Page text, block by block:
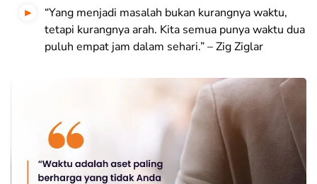
“Yang menjadi masalah bukan kurangnya waktu,
tetapi kurangnya arah. Kita semua punya waktu dua
puluh empat jam dalam sehari.” – Zig Ziglar